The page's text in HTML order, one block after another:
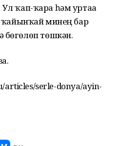
ҡап-ҡара һәм уртаға
ҡайынҡай минең бар
бөгөлөп төшкән.
serle-donya/ayin-